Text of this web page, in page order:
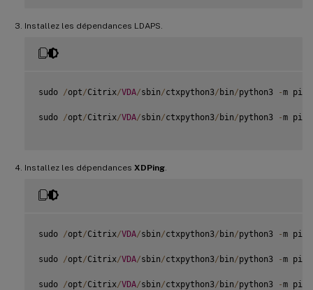
Installez les dépendances LDAPS.
sudo /opt/Citrix/VDA/sbin/ctxpython3/ bin/python3 -m
sudo /opt/Citrix/VDA/sbin/ctxpython3/ bin/python3 -m
Installez les dépendances XDPing
sudo /opt/Citrix/VDA/sbin/ctxpython3/ bin/python3 -m
sudo /opt/Citrix/VDA/sbin/ctxpython3/ bin/python3 -m pip
sudo /opt/Citrix/VDA/sbin/ctxpython3/ bin/python3 -m